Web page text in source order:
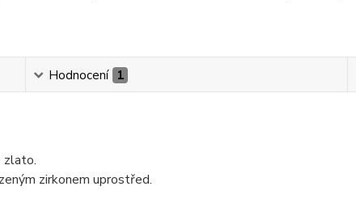
Hodnocení 1
zlato.
zirkonem uprostřed.